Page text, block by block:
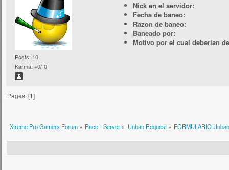
Posts: 10
Karma: +0/-0
Nick en el servidor:
Fecha de baneo:
Razon de baneo:
Baneado por:
Motivo por el cual deberian
Pages: [1]
Xtreme Pro Gamers Forum» Race - Server » Unban Request» FORMULARIO